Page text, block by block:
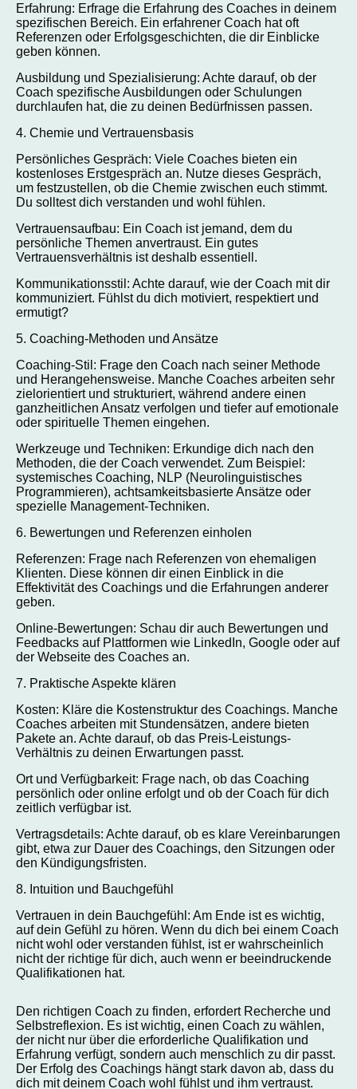
Erfahrung: Erfrage die Erfahrung des Coaches in deinem
spezifischen Bereich. Ein erfahrener Coach hat oft
Referenzen oder Erfolgsgeschichten, die dir Einblicke
geben können.
Ausbildung und Spezialisierung: Achte darauf, ob der
Coach spezifische Ausbildungen oder Schulungen
durchlaufen hat, die zu deinen Bedürfnissen passen.
4. Chemie und Vertrauensbasis
Persönliches Gespräch: Viele Coaches bieten ein
kostenloses Erstgespräch an. Nutze dieses Gespräch,
um festzustellen, ob die Chemie zwischen euch stimmt.
Du solltest dich verstanden und wohl fühlen.
Vertrauensaufbau: Ein Coach ist jemand, dem du
persönliche Themen anvertraust. Ein gutes
Vertrauensverhältnis ist deshalb essentiell.
Kommunikationsstil: Achte darauf, wie der Coach mit dir
kommuniziert. Fühlst du dich motiviert, respektiert und
ermutigt?
5. Coaching-Methoden und Ansätze
Coaching-Stil: Frage den Coach nach seiner Methode
und Herangehensweise. Manche Coaches arbeiten sehr
zielorientiert und strukturiert, während andere einen
ganzheitlichen Ansatz verfolgen und tiefer auf emotionale
oder spirituelle Themen eingehen.
Werkzeuge und Techniken: Erkundige dich nach den
Methoden, die der Coach verwendet. Zum Beispiel:
systemisches Coaching, NLP (Neurolinguistisches
Programmieren), achtsamkeitsbasierte Ansätze oder
spezielle Management-Techniken.
6. Bewertungen und Referenzen einholen
Referenzen: Frage nach Referenzen von ehemaligen
Klienten. Diese können dir einen Einblick in die
Effektivität des Coachings und die Erfahrungen anderer
geben.
Online-Bewertungen: Schau dir auch Bewertungen und
Feedbacks auf Plattformen wie LinkedIn, Google oder auf
der Webseite des Coaches an.
7. Praktische Aspekte klären
Kosten: Kläre die Kostenstruktur des Coachings. Manche
Coaches arbeiten mit Stundensätzen, andere bieten
Pakete an. Achte darauf, ob das Preis-Leistungs-
Verhältnis zu deinen Erwartungen passt.
Ort und Verfügbarkeit: Frage nach, ob das Coaching
persönlich oder online erfolgt und ob der Coach für dich
zeitlich verfügbar ist.
Vertragsdetails: Achte darauf, ob es klare Vereinbarungen
gibt, etwa zur Dauer des Coachings, den Sitzungen oder
den Kündigungsfristen.
8. Intuition und Bauchgefühl
Vertrauen in dein Bauchgefühl: Am Ende ist es wichtig,
auf dein Gefühl zu hören. Wenn du dich bei einem Coach
nicht wohl oder verstanden fühlst, ist er wahrscheinlich
nicht der richtige für dich, auch wenn er beeindruckende
Qualifikationen hat.
Den richtigen Coach zu finden, erfordert Recherche und
Selbstreflexion. Es ist wichtig, einen Coach zu wählen,
der nicht nur über die erforderliche Qualifikation und
Erfahrung verfügt, sondern auch menschlich zu dir passt.
Der Erfolg des Coachings hängt stark davon ab, dass du
dich mit deinem Coach wohl fühlst und ihm vertraust.